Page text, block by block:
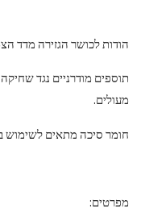
הודות לכושר הגזירה מדד
תוספים מודרניים נגד
מעולים.
חומר סיכה מתאים לשימוש
מפרטים: